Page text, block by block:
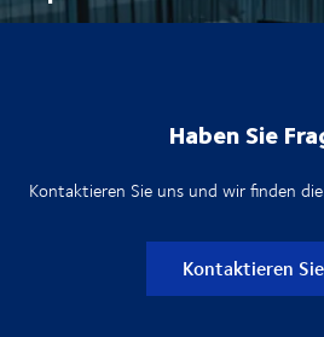
Haben Sie
Kontaktieren Sie uns und wir finden
Kontaktieren